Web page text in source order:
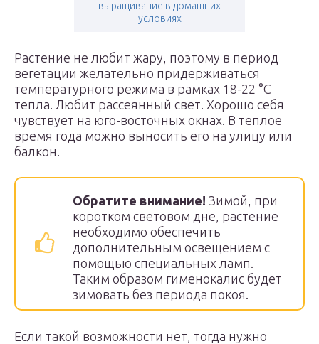
выращивание в домашних
условиях
Растение не любит жару, поэтому в период
вегетации желательно придерживаться
температурного режима в рамках 18-22 °C
тепла. Любит рассеянный свет. Хорошо себя
чувствует на юго-восточных окнах. В теплое
время года можно выносить его на улицу или
балкон.
Обратите внимание! Зимой, при
коротком световом дне, растение
необходимо обеспечить
дополнительным освещением с
помощью специальных ламп.
Таким образом гименокалис будет
зимовать без периода покоя.
Если такой возможности нет, тогда нужно